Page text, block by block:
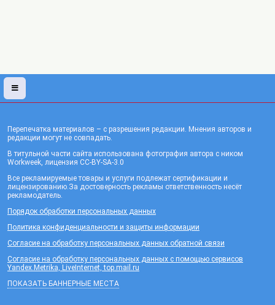
Перепечатка материалов – с разрешения редакции. Мнения авторов и
редакции могут не совпадать.
В титульной части сайта использована фотография автора с ником
Workweek, лицензия CC-BY-SA-3.0
Все рекламируемые товары и услуги подлежат сертификации и
лицензированию.За достоверность рекламы ответственность несёт
рекламодатель.
Порядок обработки персональных данных
Политика конфиденциальности и защиты информации
Согласие на обработку персональных данных обратной связи
Согласие на обработку персональных данных с помощью сервисов
Yandex.Metrika, LiveInternet, top.mail.ru
ПОКАЗАТЬ БАННЕРНЫЕ МЕСТА